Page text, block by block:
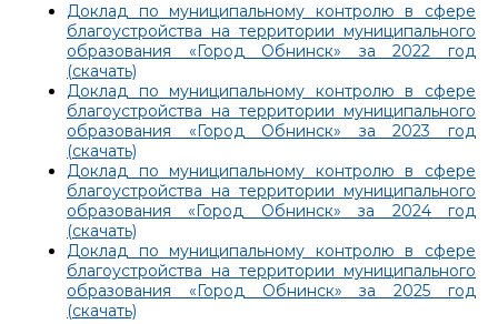
Доклад по муниципальному контролю в сфере
благоустройства на территории муниципального
образования «Город Обнинск» за 2022 год
(скачать)
Доклад по муниципальному контролю в сфере
благоустройства на территории муниципального
образования «Город Обнинск» за 2023 год
(скачать)
Доклад по муниципальному контролю в сфере
благоустройства на территории муниципального
образования «Город Обнинск» за 2024 год
(скачать)
Доклад по муниципальному контролю в сфере
благоустройства на территории муниципального
образования «Город Обнинск» за 2025 год
(скачать)